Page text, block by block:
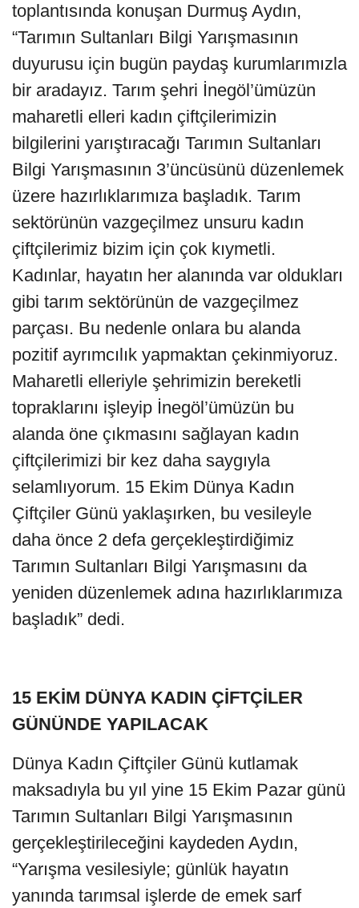
toplantısında konuşan Durmuş Aydın,
“Tarımın Sultanları Bilgi Yarışmasının
duyurusu için bugün paydaş kurumlarımızla
bir aradayız. Tarım şehri İnegöl’ümüzün
maharetli elleri kadın çiftçilerimizin
bilgilerini yarıştıracağı Tarımın Sultanları
Bilgi Yarışmasının 3’üncüsünü düzenlemek
üzere hazırlıklarımıza başladık. Tarım
sektörünün vazgeçilmez unsuru kadın
çiftçilerimiz bizim için çok kıymetli.
Kadınlar, hayatın her alanında var oldukları
gibi tarım sektörünün de vazgeçilmez
parçası. Bu nedenle onlara bu alanda
pozitif ayrımcılık yapmaktan çekinmiyoruz.
Maharetli elleriyle şehrimizin bereketli
topraklarını işleyip İnegöl’ümüzün bu
alanda öne çıkmasını sağlayan kadın
çiftçilerimizi bir kez daha saygıyla
selamlıyorum. 15 Ekim Dünya Kadın
Çiftçiler Günü yaklaşırken, bu vesileyle
daha önce 2 defa gerçekleştirdiğimiz
Tarımın Sultanları Bilgi Yarışmasını da
yeniden düzenlemek adına hazırlıklarımıza
başladık” dedi.
15 EKİM DÜNYA KADIN ÇİFTÇİLER
GÜNÜNDE YAPILACAK
Dünya Kadın Çiftçiler Günü kutlamak
maksadıyla bu yıl yine 15 Ekim Pazar günü
Tarımın Sultanları Bilgi Yarışmasının
gerçekleştirileceğini kaydeden Aydın,
“Yarışma vesilesiyle; günlük hayatın
yanında tarımsal işlerde de emek sarf